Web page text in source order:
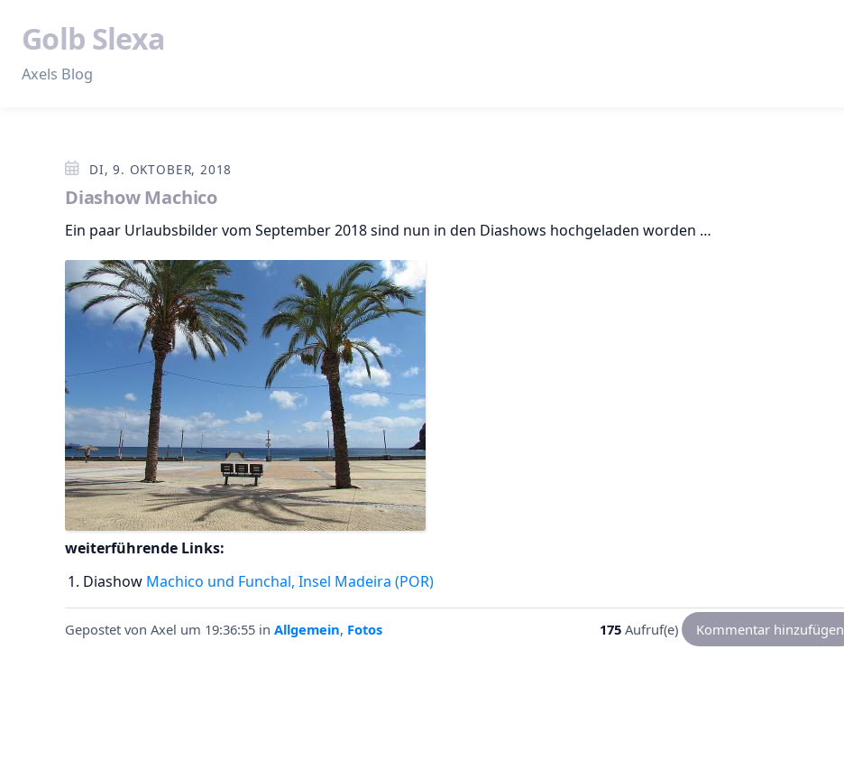
Golb Slexa
Axels Blog
DI, 9. OKTOBER, 2018
Diashow Machico
Ein paar Urlaubsbilder vom September 2018 sind nun in den Diashows hochgeladen worden …
weiterführende Links:
Diashow Machico und Funchal, Insel Madeira (POR)
Gepostet von Axel um 19:36:55 in Allgemein, Fotos 175 Aufruf(e) Kommentar hinzufügen